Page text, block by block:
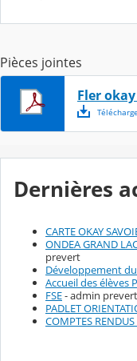
Pièces jointes
Fler
Dernières
CARTE OKAY
ONDEA GRAND
prevert
Développement
Accueil des élèves
FSE- admin prevert
PADLET
COMPTES RENDUS